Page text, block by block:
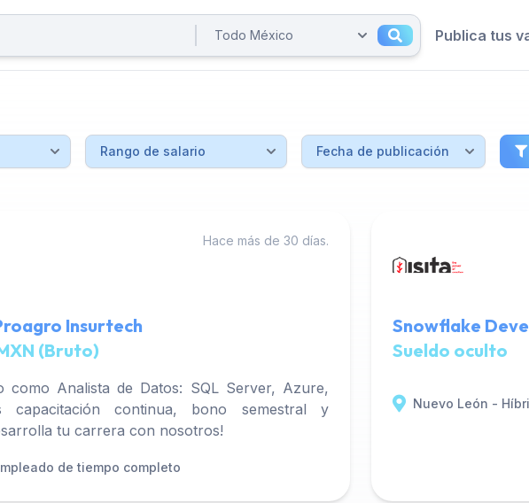
Publica tus
Hace más de 30 días.
Insurtech
(Bruto)
como Analista de Datos: SQL Server, Azure,
capacitación continua, bono semestral y
tu carrera con nosotros!
de tiempo completo
Snowflake
Sueldo oculto
Nuevo León -